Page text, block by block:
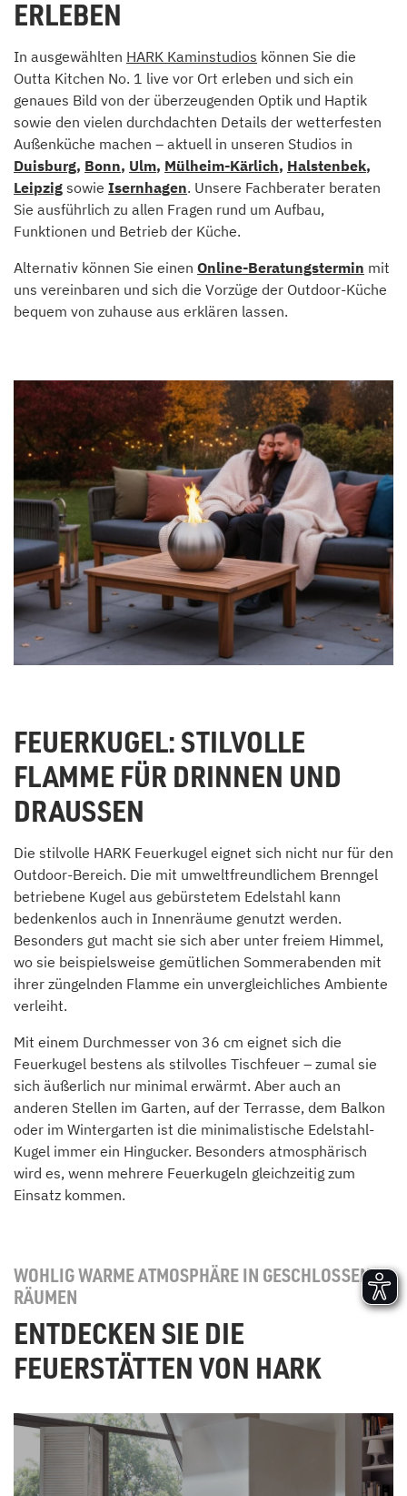
ERLEBEN
In ausgewählten HARK Kaminstudios können Sie die
Outta Kitchen No. 1 live vor Ort erleben und sich ein
genaues Bild von der überzeugenden Optik und Haptik
sowie den vielen durchdachten Details der wetterfesten
Außenküche machen – aktuell in unseren Studios in
Duisburg, Bonn, Ulm, Mülheim-Kärlich, Halstenbek,
Leipzig sowie Isernhagen. Unsere Fachberater beraten
Sie ausführlich zu allen Fragen rund um Aufbau,
Funktionen und Betrieb der Küche.
Alternativ können Sie einen Online-Beratungstermin mit
uns vereinbaren und sich die Vorzüge der Outdoor-Küche
bequem von zuhause aus erklären lassen.
FEUERKUGEL: STILVOLLE
FLAMME FÜR DRINNEN UND
DRAUSSEN
Die stilvolle HARK Feuerkugel eignet sich nicht nur für den
Outdoor-Bereich. Die mit umweltfreundlichem Brenngel
betriebene Kugel aus gebürstetem Edelstahl kann
bedenkenlos auch in Innenräume genutzt werden.
Besonders gut macht sie sich aber unter freiem Himmel,
wo sie beispielsweise gemütlichen Sommerabenden mit
ihrer züngelnden Flamme ein unvergleichliches Ambiente
verleiht.
Mit einem Durchmesser von 36 cm eignet sich die
Feuerkugel bestens als stilvolles Tischfeuer – zumal sie
sich äußerlich nur minimal erwärmt. Aber auch an
anderen Stellen im Garten, auf der Terrasse, dem Balkon
oder im Wintergarten ist die minimalistische Edelstahl-
Kugel immer ein Hingucker. Besonders atmosphärisch
wird es, wenn mehrere Feuerkugeln gleichzeitig zum
Einsatz kommen.
WOHLIG WARME ATMOSPHÄRE IN GESCHLOSSENEN
RÄUMEN
ENTDECKEN SIE DIE
FEUERSTÄTTEN VON HARK